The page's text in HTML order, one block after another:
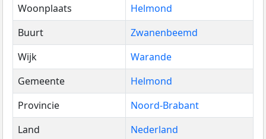
Woonplaats
Helmond
Buurt
Zwanenbeemd
Wijk
Warande
Gemeente
Helmond
Provincie
Noord-Brabant
Land
Nederland